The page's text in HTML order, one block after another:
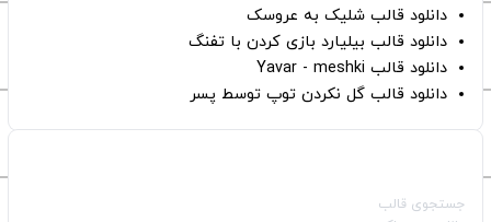
دانلود قالب شلیک به عروسک
دانلود قالب بیلیارد بازی کردن با تفنگ
دانلود قالب Yavar - meshki
دانلود قالب گل نکردن توپ توسط پسر
جستجوی قالب